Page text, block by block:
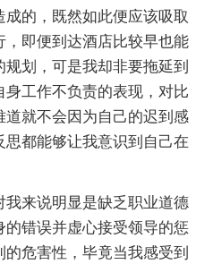
的，既然如此便应该吸取
即便到达酒店比较早也能
划，可是我却非要拖延到
工作不负责的表现，对比
就不会因为自己的迟到感
都能够让我意识到自己在
我来说明显是缺乏职业道德
错误并虚心接受领导的惩
危害性，毕竟当我感受到